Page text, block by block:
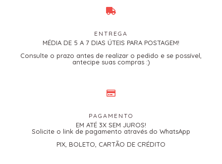
ENTREGA
MÉDIA DE 5 A 7 DIAS ÚTEIS PARA POSTAGEM!
Consulte o prazo antes de realizar o pedido e se possível,
antecipe suas compras :)
PAGAMENTO
EM ATÉ 3X SEM JUROS!
Solicite o link de pagamento através do WhatsApp
PIX, BOLETO, CARTÃO DE CRÉDITO